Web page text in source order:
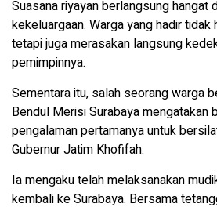
Suasana riyayan berlangsung hangat
kekeluargaan. Warga yang hadir tidak
tetapi juga merasakan langsung
pemimpinnya.
Sementara itu, salah seorang warga
Bendul Merisi Surabaya mengatakan
pengalaman pertamanya untuk
Gubernur Jatim Khofifah.
Ia mengaku telah melaksanakan
kembali ke Surabaya. Bersama